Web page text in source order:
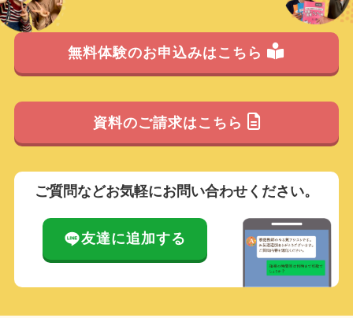
無料体験のお申込みはこちら
資料のご請求はこちら
ご質問などお気軽にお問い合わせください。
友達に追加する